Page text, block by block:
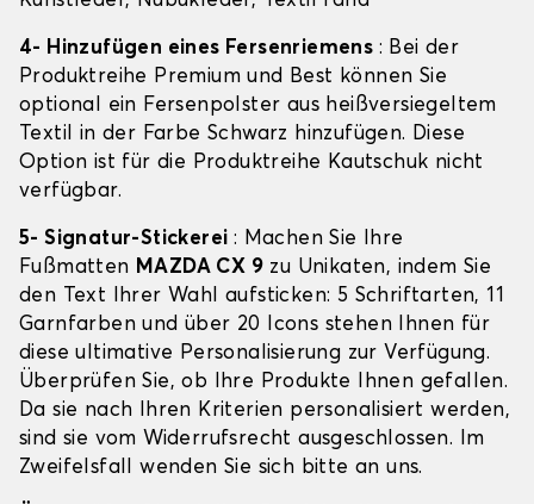
4- Hinzufügen eines Fersenriemens : Bei der
Produktreihe Premium und Best können Sie
optional ein Fersenpolster aus heißversiegeltem
Textil in der Farbe Schwarz hinzufügen. Diese
Option ist für die Produktreihe Kautschuk nicht
verfügbar.
5- Signatur-Stickerei : Machen Sie Ihre
Fußmatten MAZDA CX 9 zu Unikaten, indem Sie
den Text Ihrer Wahl aufsticken: 5 Schriftarten, 11
Garnfarben und über 20 Icons stehen Ihnen für
diese ultimative Personalisierung zur Verfügung.
Überprüfen Sie, ob Ihre Produkte Ihnen gefallen.
Da sie nach Ihren Kriterien personalisiert werden,
sind sie vom Widerrufsrecht ausgeschlossen. Im
Zweifelsfall wenden Sie sich bitte an uns.